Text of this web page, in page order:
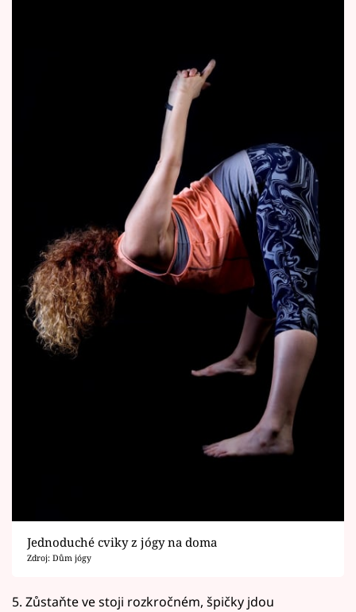
Jednoduché cviky z jógy na doma
Zdroj: Dům jógy
5. Zůstaňte ve stoji rozkročném, špičky jdou